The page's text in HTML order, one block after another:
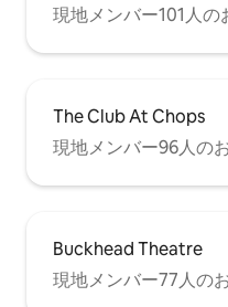
現地メンバー101人の
The Club At Chops
現地メンバー96人の
Buckhead Theatre
現地メンバー77人の